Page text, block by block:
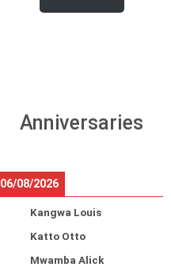
Anniversaries
06/08/2026
Kangwa Louis
Katto Otto
Mwamba Alick